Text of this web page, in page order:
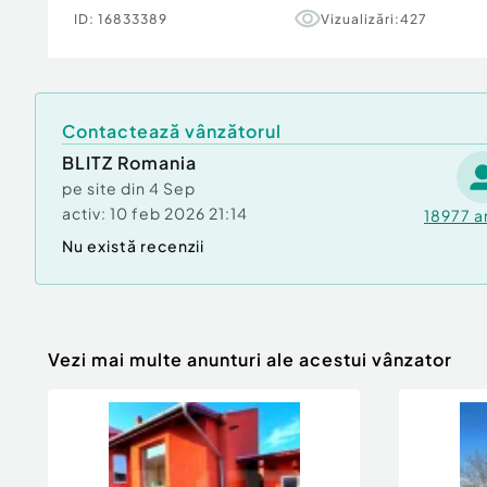
Pentru mai multe detalii sau pentru
Confort:1
Tip imobil:Bloc de apartamente
Număr Băi:2
ID: 16833389 Vizualizări:427
Contactează vânzătorul
BLITZ Romania
pe site din 4 Sep
activ: 10 feb 2026 21:14 18977
Nu există recenzii
Vezi mai multe anunturi ale acestui vânzator